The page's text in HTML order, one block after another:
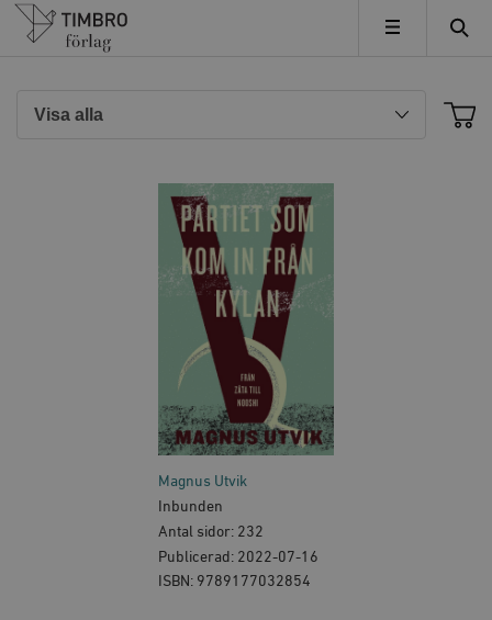
Timbro
MENY
Magnus Utvik
Inbunden
Antal sidor: 232
Publicerad: 2022-07-16
ISBN: 9789177032854